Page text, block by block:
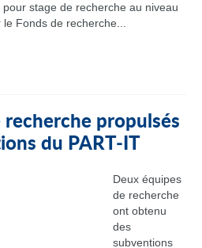
stage de recherche au niveau
Fonds de recherche...
recherche propulsés
du PART‑IT
Deux équipes
de recherche
ont obtenu
des
subventions